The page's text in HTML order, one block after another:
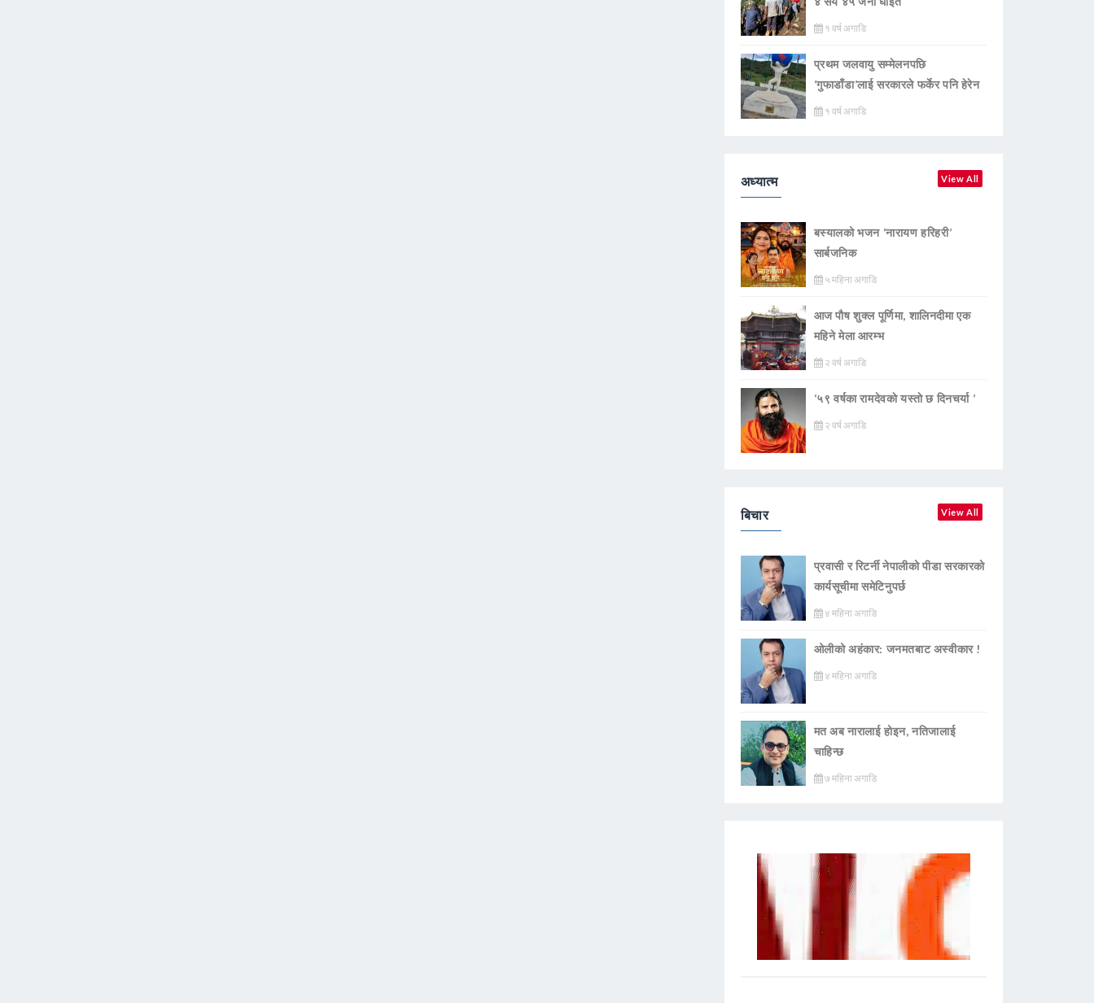
१ वर्ष अगाडि
प्रथम जलवायु सम्मेलनपछि
‘गुफाडाँडा’लाई सरकारले फर्केर पनि हेरेन
१ वर्ष अगाडि
अध्यात्म View All
बस्यालको भजन ‘नारायण हरिहरी’
सार्बजनिक
५ महिना अगाडि
आज पौष शुक्ल पूर्णिमा, शालिनदीमा एक
महिने मेला आरम्भ
२ वर्ष अगाडि
‘५९ वर्षका रामदेवकाे यस्ताे छ दिनचर्या ’
२ वर्ष अगाडि
बिचार View All
प्रवासी र रिटर्नी नेपालीको पीडा सरकारको
कार्यसूचीमा समेटिनुपर्छ
४ महिना अगाडि
ओलीको अहंकार: जनमतबाट अस्वीकार !
४ महिना अगाडि
मत अब नारालाई होइन, नतिजालाई
चाहिन्छ
७ महिना अगाडि